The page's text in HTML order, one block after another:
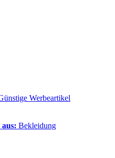
Werbeartikel
aus: Bekleidung